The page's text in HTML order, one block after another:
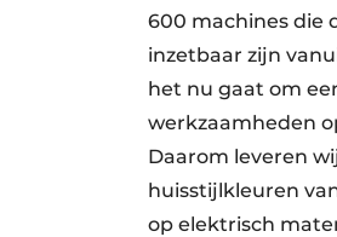
600 machines die
inzetbaar zijn
het nu gaat om
werkzaamheden
Daarom leveren
huisstijlkleuren
op elektrisch